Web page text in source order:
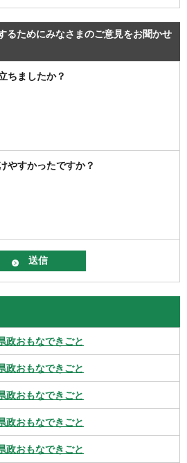
るためにみなさまのご意見をお聞かせ
ちましたか？
やすかったですか？
政おもなできごと
政おもなできごと
政おもなできごと
政おもなできごと
政おもなできごと